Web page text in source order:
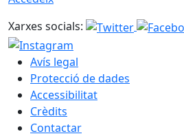
Xarxes socials:
Avís legal
Protecció de dades
Accessibilitat
Crèdits
Contactar